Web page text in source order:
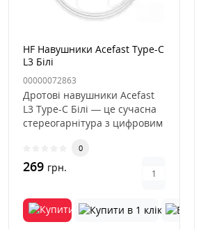
HF Навушники Acefast Type-C
L3 Білі
00000072863
Дротові навушники Acefast
L3 Type-C Білі — це сучасна
стереогарнітура з цифровим
0
269 грн.